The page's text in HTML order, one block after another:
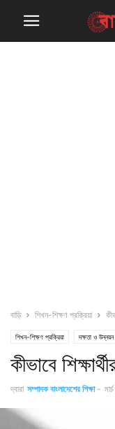
বাড়ি শিখন-শিক্ষণ প্রক্রিয়া
শিখন-শিক্ষণ প্রক্রিয়া দক্ষতা ও উন্নয়ন
কীভাবে
দ্বারা সম্পাদক বাংলাদেশের শিক্ষা -